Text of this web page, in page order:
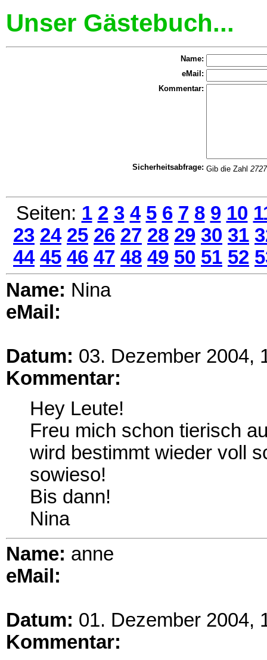
Unser Gästebuch...
Name:
eMail:
Kommentar:
Sicherheitsabfrage: Gib die Zahl 2727
Seiten: 1 2 3 4 5 6 7 8 9 10
23 24 25 26 27 28 29 30 31
44 45 46 47 48 49 50 51 52
Name: Nina
eMail:
Datum: 03. Dezember 2004,
Kommentar:
Hey Leute!
Freu mich schon tierisch
wird bestimmt wieder voll
sowieso!
Bis dann!
Nina
Name: anne
eMail:
Datum: 01. Dezember 2004,
Kommentar: